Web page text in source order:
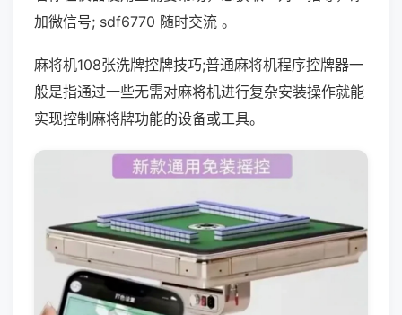
加微信号; sdf6770 随时交流 。
麻将机108张洗牌控牌技巧;普通麻将机程序控牌器一
般是指通过一些无需对麻将机进行复杂安装操作就能
实现控制麻将牌功能的设备或工具。